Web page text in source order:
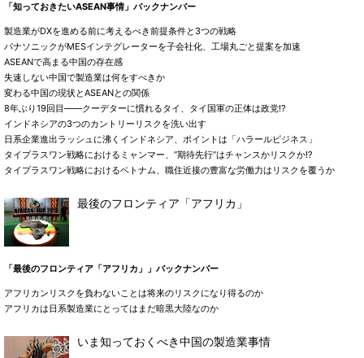
「知っておきたいASEAN事情」バックナンバー
製造業がDXを進める前に考えるべき前提条件と3つの戦略
パナソニックがMESインテグレーターを子会社化、工場丸ごと提案を加速
ASEANで高まる中国の存在感
失速しない中国で製造業は何をすべきか
変わる中国の現状とASEANとの関係
8年ぶり19回目――クーデターに慣れるタイ、タイ国軍の正体は政党!?
インドネシアの3つのカントリーリスクを洗い出す
日系企業進出ラッシュに沸くインドネシア、ポイントは「ハラールビジネス」
タイプラスワン戦略におけるミャンマー、“期待先行”はチャンスかリスクか!?
タイプラスワン戦略におけるベトナム、職住近接の豊富な労働力はリスクを覆うか
最後のフロンティア「アフリカ」
「最後のフロンティア「アフリカ」」バックナンバー
アフリカンリスクを負わないことは将来のリスクになり得るのか
アフリカは日系製造業にとってはまだ暗黒大陸なのか
いま知っておくべき中国の製造業事情